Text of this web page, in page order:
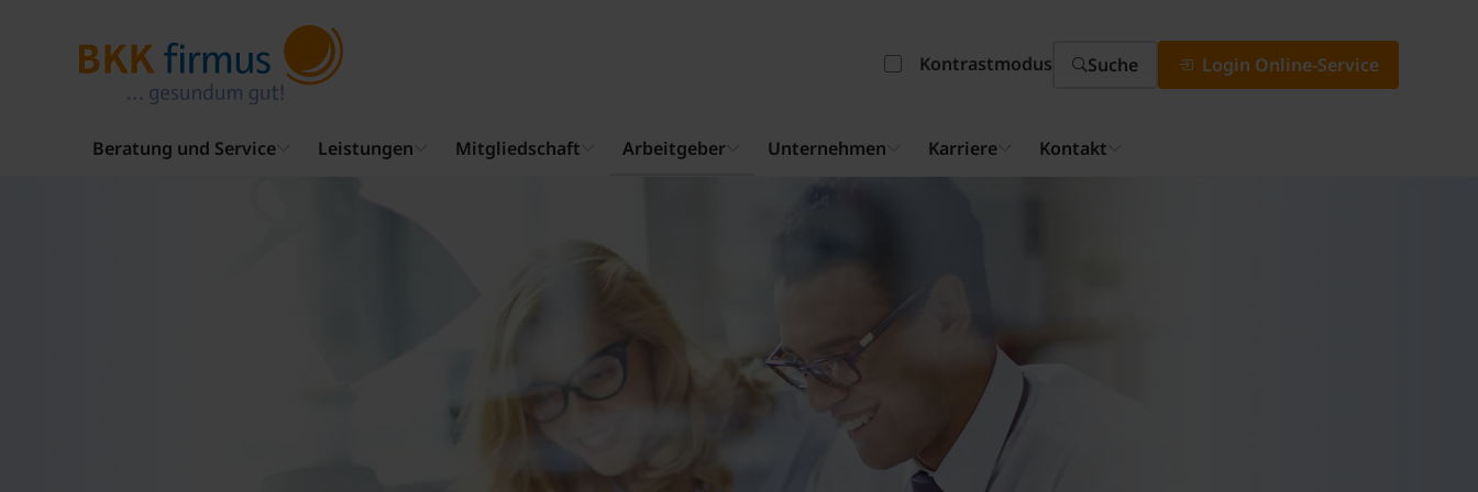
Kontrastmodus Suche Login Online-Service
Beratung und Service Leistungen Mitgliedschaft Arbeitgeber Unternehmen Karriere Kontakt